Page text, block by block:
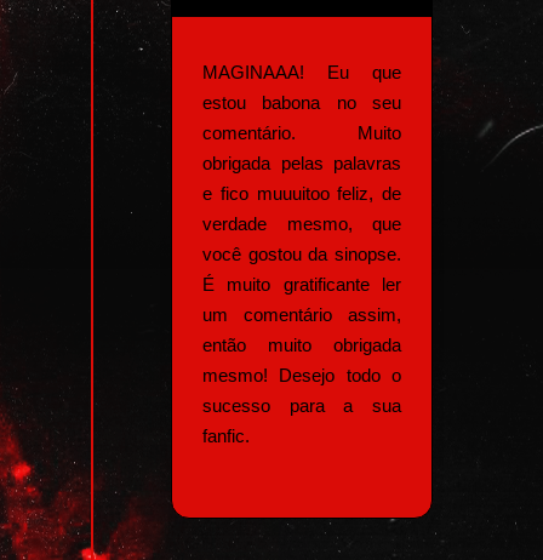
MAGINAAA! Eu que
estou babona no seu
comentário. Muito
obrigada pelas palavras
e fico muuuitoo feliz, de
verdade mesmo, que
você gostou da sinopse.
É muito gratificante ler
um comentário assim,
então muito obrigada
mesmo! Desejo todo o
sucesso para a sua
fanfic.